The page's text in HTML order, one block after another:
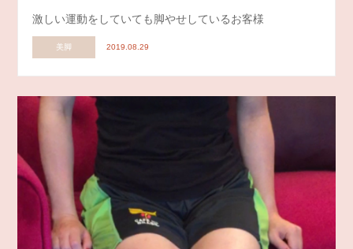
激しい運動をしていても脚やせしているお客様
美脚 2019.08.29